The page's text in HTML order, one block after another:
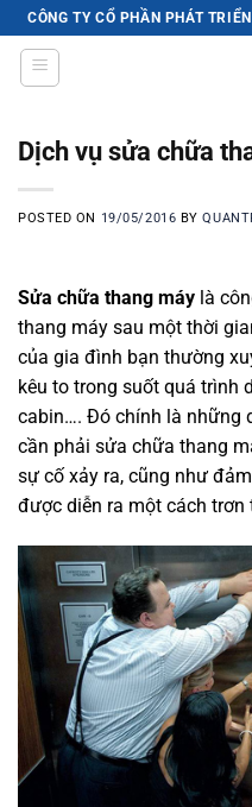
Skip
to
content
CÔNG TY CỔ PHẦN PHÁT
Dịch vụ sửa chữa
POSTED ON 19/05/2016 BY
Sửa chữa thang máy là
thang máy sau một thời
của gia đình bạn thường
kêu to trong suốt quá trình
cabin…. Đó chính là những
cần phải sửa chữa thang
sự cố xảy ra, cũng như
được diễn ra một cách trơn